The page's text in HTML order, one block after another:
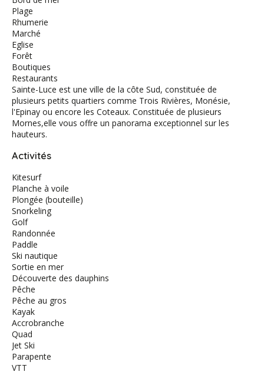
Plage
Rhumerie
Marché
Eglise
Forêt
Boutiques
Restaurants
Sainte-Luce est une ville de la côte Sud, constituée de
plusieurs petits quartiers comme Trois Rivières, Monésie,
l'Epinay ou encore les Coteaux. Constituée de plusieurs
Mornes,elle vous offre un panorama exceptionnel sur les
hauteurs.
Activités
Kitesurf
Planche à voile
Plongée (bouteille)
Snorkeling
Golf
Randonnée
Paddle
Ski nautique
Sortie en mer
Découverte des dauphins
Pêche
Pêche au gros
Kayak
Accrobranche
Quad
Jet Ski
Parapente
VTT